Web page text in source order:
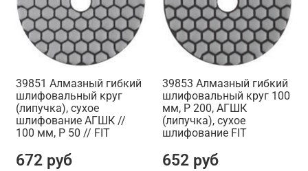
39851 Алмазный гибкий
шлифовальный круг
(липучка), сухое
шлифование АГШК //
100 мм, Р 50 // FIT
672 руб
39853 Алмазный гибкий
шлифовальный круг 100
мм, Р 200, АГШК
(липучка), сухое
шлифование FIT
652 руб